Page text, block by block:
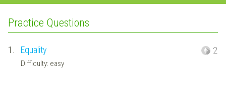
Practice Questions
1. Equality
Difficulty: easy
2